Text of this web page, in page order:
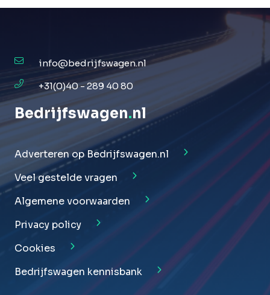
info@bedrijfswagen.nl
+31(0)40 - 289 40 80
Bedrijfswagen.nl
Adverteren op Bedrijfswagen.nl
Veel gestelde vragen
Algemene voorwaarden
Privacy policy
Cookies
Bedrijfswagen kennisbank